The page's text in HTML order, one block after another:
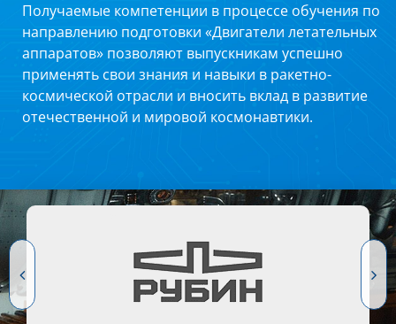
Получаемые компетенции в процессе обучения по
направлению подготовки «Двигатели летательных
аппаратов» позволяют выпускникам успешно
применять свои знания и навыки в ракетно-
космической отрасли и вносить вклад в развитие
отечественной и мировой космонавтики.